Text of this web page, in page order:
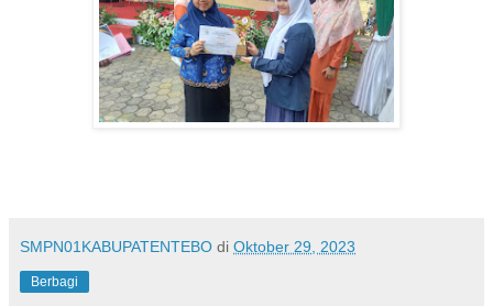
SMPN01KABUPATENTEBO di Oktober 29, 2023
Berbagi